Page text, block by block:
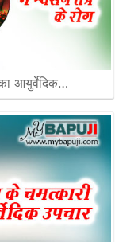
आयुर्वेदिक…